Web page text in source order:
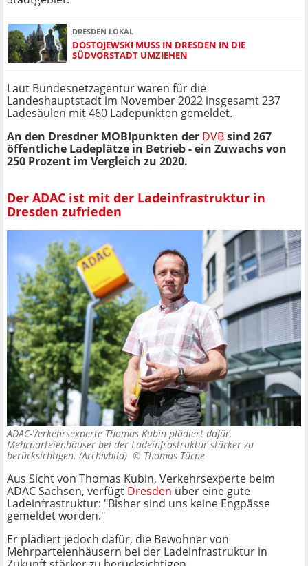
DRESDEN LOKAL
DOSTOJEWSKI MUSS IN DRESDEN IN DIE
SÜDVORSTADT UMZIEHEN
Laut Bundesnetzagentur waren für die
Landeshauptstadt im November 2022 insgesamt 237
Ladesäulen mit 460 Ladepunkten gemeldet.
An den Dresdner MOBIpunkten der DVBsind 267
öffentliche Ladeplätze in Betrieb - ein Zuwachs von
250 Prozent im Vergleich zu 2020.
Der ADAC ist mit der Ladeinfrastruktur in
Dresden zufrieden
ADAC-Verkehrsexperte Thomas Kubin plädiert dafür,
Mehrparteienhäuser bei der Ladeinfrastruktur stärker zu
berücksichtigen. (Archivbild) © Thomas Türpe
Aus Sicht von Thomas Kubin, Verkehrsexperte beim
ADAC Sachsen, verfügt Dresden über eine gute
Ladeinfrastruktur: "Bisher sind uns keine Engpässe
gemeldet worden."
Er plädiert jedoch dafür, die Bewohner von
Mehrparteienhäusern bei der Ladeinfrastruktur in